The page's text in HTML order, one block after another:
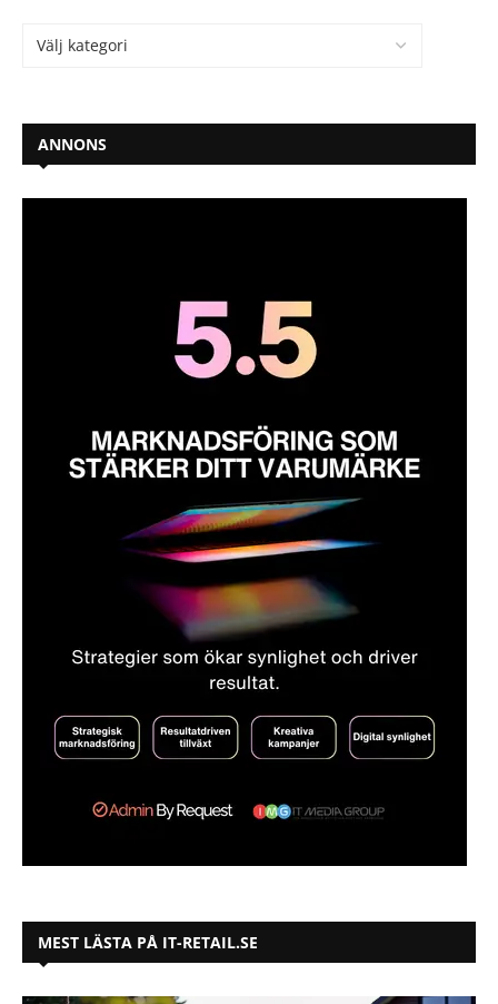
ANNONS
MEST LÄSTA PÅ IT-RETAIL.SE